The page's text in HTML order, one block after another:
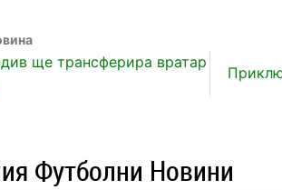
ще трансферира вратар
Футболни Новини